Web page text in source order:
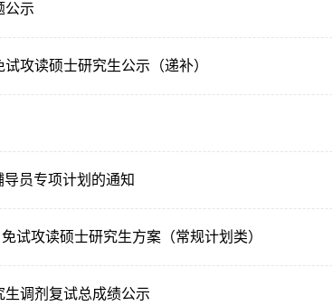
公示
攻读硕士研究生公示（递补）
导员专项计划的通知
试攻读硕士研究生方案（常规计划类）
生调剂复试总成绩公示